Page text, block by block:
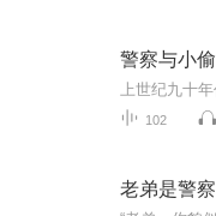
警察与小偷
102
老弟是警察